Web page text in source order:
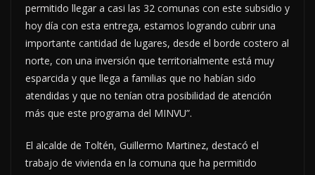
permitido llegar a casi las 32 comunas con este subsidio y
hoy día con esta entrega, estamos logrando cubrir una
importante cantidad de lugares, desde el borde costero al
norte, con una inversión que territorialmente está muy
esparcida y que llega a familias que no habían sido
atendidas y que no tenían otra posibilidad de atención
más que este programa del MINVU”.
El alcalde de Toltén, Guillermo Martinez, destacó el
trabajo de vivienda en la comuna que ha permitido